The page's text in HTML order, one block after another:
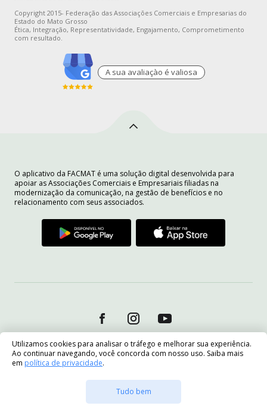
Utilizamos cookies para analisar o tráfego e melhorar sua experiência.
Ao continuar navegando, você concorda com nosso uso. Saiba mais
em política de privacidade.
Tudo bem
Copyright 2015- Federação das Associações Comerciais e Empresarias do
Estado do Mato Grosso
Ética, Integração, Representatividade, Engajamento, Comprometimento
com resultado.
A sua avaliaçào é valiosa
O aplicativo da FACMAT é uma solução digital desenvolvida para
apoiar as Associações Comerciais e Empresariais filiadas na
modernização da comunicação, na gestão de benefícios e no
relacionamento com seus associados.